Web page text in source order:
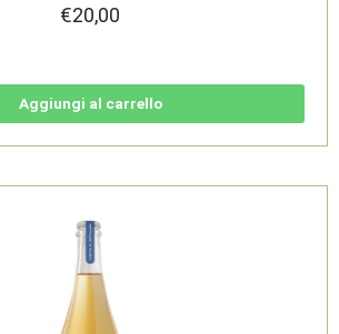
€20,00
Aggiungi al carrello